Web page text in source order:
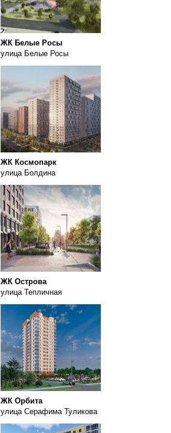
ЖК Белые Росы
улица Белые Росы
ЖК Космопарк
улица Болдина
ЖК Острова
улица Тепличная
ЖК Орбита
улица Серафима Туликова